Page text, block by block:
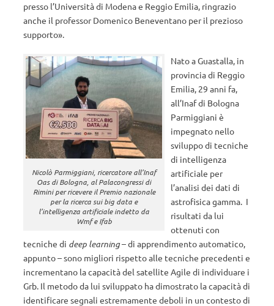
presso l’Università di Modena e Reggio Emilia, ringrazio
anche il professor Domenico Beneventano per il prezioso
supporto».
Nicolò Parmiggiani, ricercatore all’Inaf
Oas di Bologna, al Palacongressi di
Rimini per ricevere il Premio nazionale
per la ricerca sui big data e
l’intelligenza artificiale indetto da
Wmf e Ifab
Nato a Guastalla, in
provincia di Reggio
Emilia, 29 anni fa,
all’Inaf di Bologna
Parmiggiani è
impegnato nello
sviluppo di tecniche
di intelligenza
artificiale per
l’analisi dei dati di
astrofisica gamma. I
risultati da lui
ottenuti con
tecniche di deep learning– di apprendimento automatico,
appunto – sono migliori rispetto alle tecniche precedenti e
incrementano la capacità del satellite Agile di individuare i
Grb. Il metodo da lui sviluppato ha dimostrato la capacità di
identificare segnali estremamente deboli in un contesto di